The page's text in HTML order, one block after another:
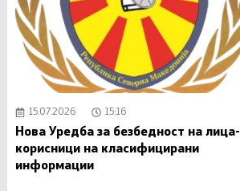
15.07.2026 15:16
Нова Уредба за безбедност на лица-
корисници на класифицирани
информации